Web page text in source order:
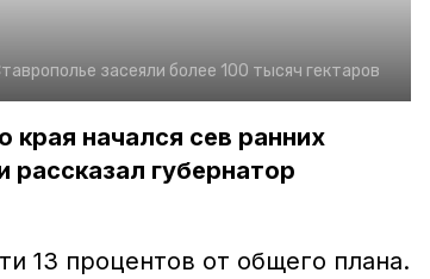
засеяли более 100 тысяч гектаров
края начался сев ранних
губернатор
13 процентов от общего плана.